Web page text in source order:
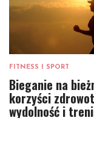
FITNESS I SPORT
Bieganie na
korzyści
wydolność i